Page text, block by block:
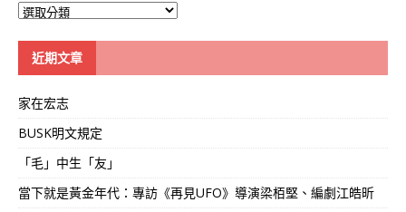
大
近期文章
家在宏志
BUSK明文規定
「毛」中生「友」
當下就是黃金年代：專訪《再見UFO》導演梁栢堅、編劇江皓昕